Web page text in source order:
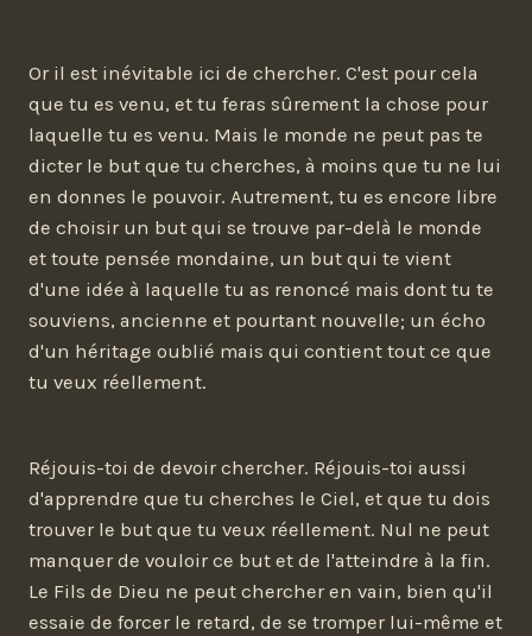
Or il est inévitable ici de chercher. C'est pour cela
que tu es venu, et tu feras sûrement la chose pour
laquelle tu es venu. Mais le monde ne peut pas te
dicter le but que tu cherches, à moins que tu ne lui
en donnes le pouvoir. Autrement, tu es encore libre
de choisir un but qui se trouve par-delà le monde
et toute pensée mondaine, un but qui te vient
d'une idée à laquelle tu as renoncé mais dont tu te
souviens, ancienne et pourtant nouvelle; un écho
d'un héritage oublié mais qui contient tout ce que
tu veux réellement.
Réjouis-toi de devoir chercher. Réjouis-toi aussi
d'apprendre que tu cherches le Ciel, et que tu dois
trouver le but que tu veux réellement. Nul ne peut
manquer de vouloir ce but et de l'atteindre à la fin.
Le Fils de Dieu ne peut chercher en vain, bien qu'il
essaie de forcer le retard, de se tromper lui-même et